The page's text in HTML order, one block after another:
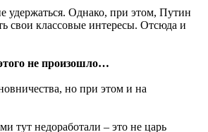
удержаться. Однако, при этом, Путин
свои классовые интересы. Отсюда и
не произошло…
но при этом и на
тут недоработали – это не царь